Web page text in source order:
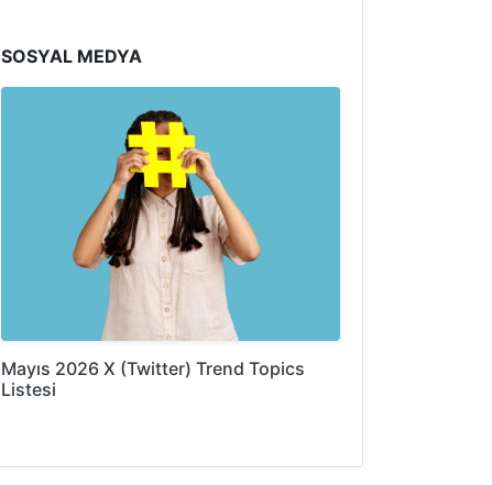
SOSYAL MEDYA
Mayıs 2026 X (Twitter) Trend Topics
Listesi